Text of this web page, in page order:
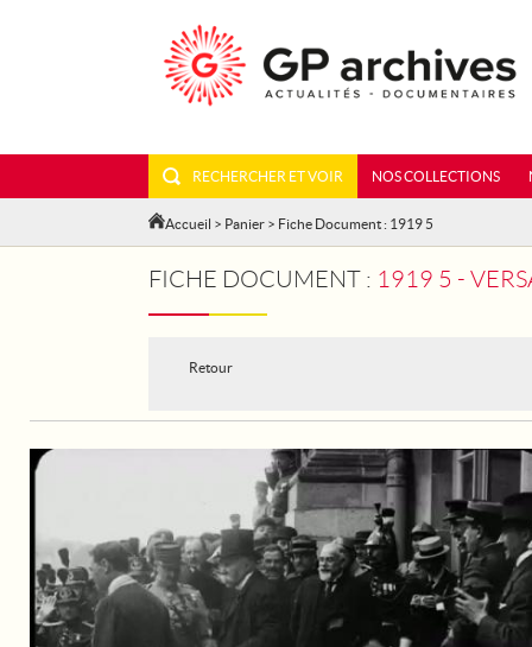
RECHERCHER ET VOIR NOS COLLECTIONS
Accueil > Panier > Fiche Document : 1919 5
FICHE DOCUMENT : 1919 5 -
Retour